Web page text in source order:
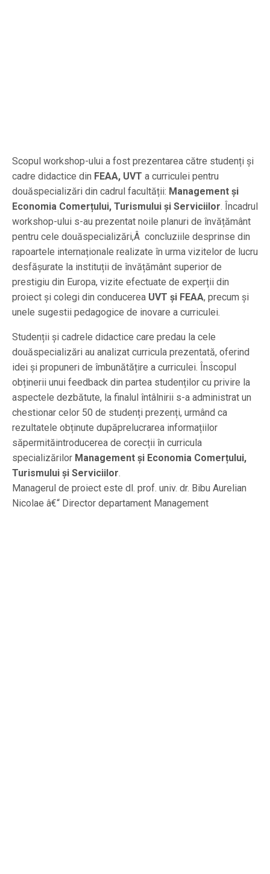
Scopul workshop-ului a fost prezentarea către studenți și
cadre didactice din FEAA, UVT a curriculei pentru
douăspecializări din cadrul facultății: Management și
Economia Comerțului, Turismului și Serviciilor. Încadrul
workshop-ului s-au prezentat noile planuri de învățământ
pentru cele douăspecializări,Â concluziile desprinse din
rapoartele internaționale realizate în urma vizitelor de lucru
desfășurate la instituții de învățământ superior de
prestigiu din Europa, vizite efectuate de experții din
proiect și colegi din conducerea UVT și FEAA, precum și
unele sugestii pedagogice de inovare a curriculei.
Studenții și cadrele didactice care predau la cele
douăspecializări au analizat curricula prezentată, oferind
idei și propuneri de îmbunătățire a curriculei. Înscopul
obținerii unui feedback din partea studenților cu privire la
aspectele dezbătute, la finalul întâlnirii s-a administrat un
chestionar celor 50 de studenți prezenți, urmând ca
rezultatele obținute dupăprelucrarea informațiilor
săpermităintroducerea de corecții în curricula
specializărilor Management și Economia Comerțului,
Turismului și Serviciilor.
Managerul de proiect este dl. prof. univ. dr. Bibu Aurelian
Nicolae â€“ Director departament Management